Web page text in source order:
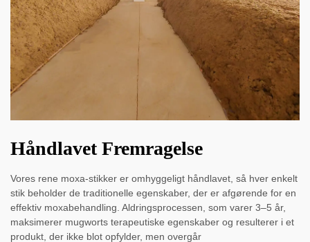
Håndlavet Fremragelse
Vores rene moxa-stikker er omhyggeligt håndlavet, så hver enkelt
stik beholder de traditionelle egenskaber, der er afgørende for en
effektiv moxabehandling. Aldringsprocessen, som varer 3–5 år,
maksimerer mugworts terapeutiske egenskaber og resulterer i et
produkt, der ikke blot opfylder, men overgår